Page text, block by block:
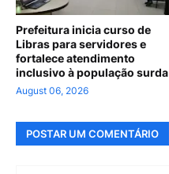
Prefeitura inicia curso de
Libras para servidores e
fortalece atendimento
inclusivo à população surda
August 06, 2026
POSTAR UM COMENTÁRIO